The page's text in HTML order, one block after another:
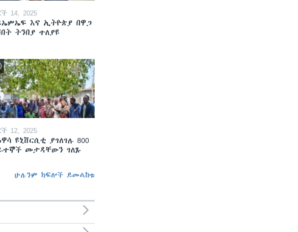
14, 2025
እና ኢትዮጵያ በዋጋ
ትንበያ ተለያዩ
12, 2025
ዩኒቨርሲቲ ያገለገሉ 800
መታዳቸውን ገለጹ
ሁሉንም ክፍሎች ይመልከቱ